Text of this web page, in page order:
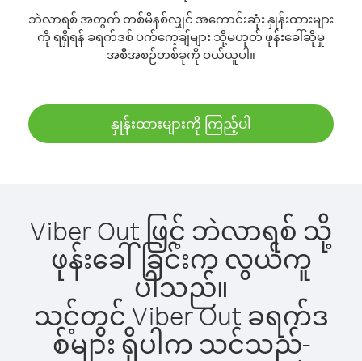
ဘဲလာရစ် အတွက် တစ်မိနစ်လျှင် အကောင်းဆုံး နှုန်းထားများ
ကို ရရှိရန် ခရက်ဒစ် ပက်ကေ့ချ်များ သို့မဟုတ် ဖုန်းခေါ်ဆိုမှု
အစီအစဉ်တစ်ခုကို ဝယ်ယူပါ။
နှုန်းထားများကို ကြည့်ပါ
Viber Out ဖြင့် ဘဲလာရစ် သို့
ဖုန်းခေါ်ခြင်းက လွယ်ကူ
ပါသည်။
သင့်တွင် Viber Out ခရက်ဒ
စ်များ ရှိပါက သင်သည်-